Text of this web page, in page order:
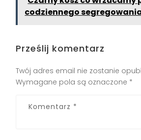
codziennego
Prześlij komentarz
Twój adres email nie zostanie
Wymagane pola są oznaczone *